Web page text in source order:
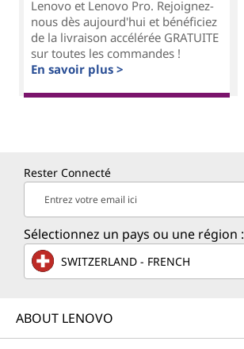
Lenovo et Lenovo Pro. Rejoignez-
nous dès aujourd'hui et bénéficiez
de la livraison accélérée GRATUITE
sur toutes les commandes !
En savoir plus >
Rester Connecté
Entrez votre email ici
Sélectionnez un pays ou une région :
SWITZERLAND - FRENCH
ABOUT LENOVO